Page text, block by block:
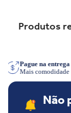
Produtos
Pague na entrega
Mais comodidade
Não